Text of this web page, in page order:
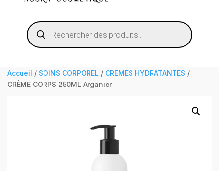
Recherche
de
produits
Accueil / SOINS CORPOREL / CREMES HYDRATANTES /
CRÈME CORPS 250ML Arganier